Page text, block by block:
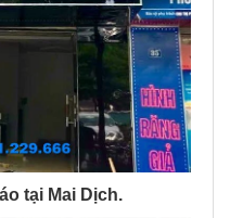
tại Mai Dịch.